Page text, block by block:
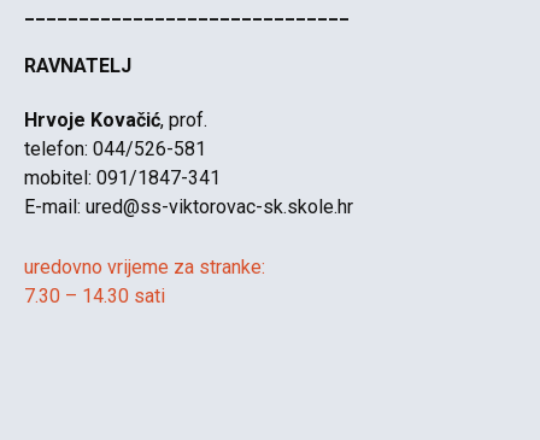
RAVNATELJ
Hrvoje Kovačić, prof.
telefon: 044/526-581
mobitel: 091/1847-341
E-mail: ured@ss-viktorovac-sk.skole.hr
uredovno vrijeme za stranke:
7.30 – 14.30 sati